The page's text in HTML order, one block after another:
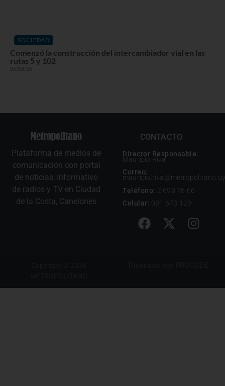
SOCIEDAD
Comenzó la construcción del intercambiador vial en las
rutas 5 y 102
05/08/26
Plataforma de medios de
comunicación con portal
de noticias, Informativo
de radios y TV en Ciudad
de la Costa, Canelones
CONTACTO
Director Responsable:
Mauricio Riva
Correo:
mauricio.riva@metropolitano.uy
Teléfono: 2 698 78 66
Celular: 091 673 129